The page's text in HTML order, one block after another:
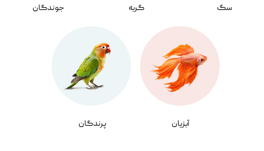
سگ گربه جوندگان
آبزیان پرندگان